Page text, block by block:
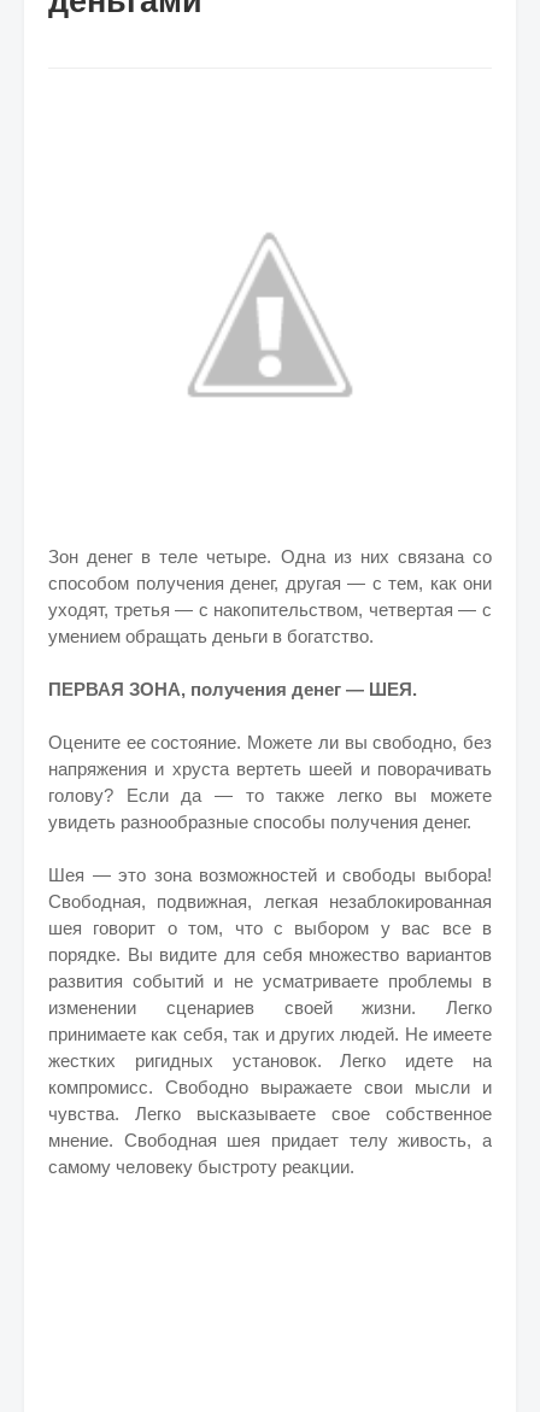
Зон денег в теле четыре. Одна из них связана со
способом получения денег, другая — с тем, как они
уходят, третья — с накопительством, четвертая — с
умением обращать деньги в богатство.
ПЕРВАЯ ЗОНА, получения денег — ШЕЯ.
Оцените ее состояние. Можете ли вы свободно, без
напряжения и хруста вертеть шеей и поворачивать
голову? Если да — то также легко вы можете
увидеть разнообразные способы получения денег.
Шея — это зона возможностей и свободы выбора!
Свободная, подвижная, легкая незаблокированная
шея говорит о том, что с выбором у вас все в
порядке. Вы видите для себя множество вариантов
развития событий и не усматриваете проблемы в
изменении сценариев своей жизни. Легко
принимаете как себя, так и других людей. Не имеете
жестких ригидных установок. Легко идете на
компромисс. Свободно выражаете свои мысли и
чувства. Легко высказываете свое собственное
мнение. Свободная шея придает телу живость, а
самому человеку быстроту реакции.